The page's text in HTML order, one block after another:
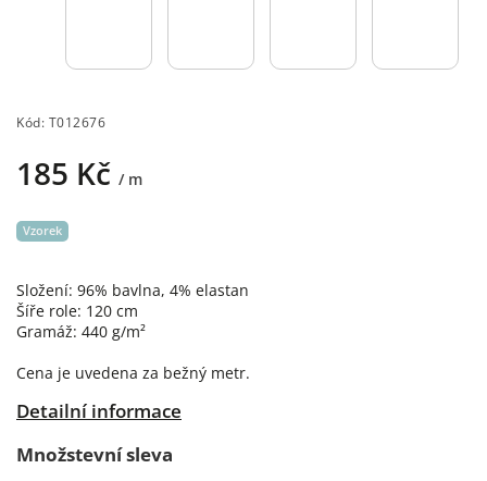
Kód: T012676
185 Kč / m
Složení: 96% bavlna, 4% elastan
Šíře role: 120 cm
Gramáž: 440 g/m²
Cena je uvedena za bežný metr.
Detailní informace
Vzorek
Množstevní sleva